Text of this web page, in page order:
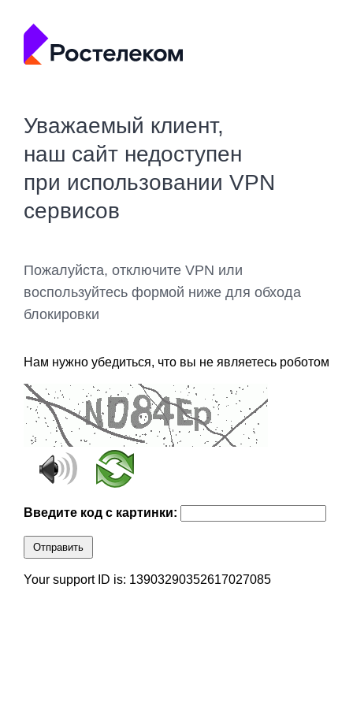
Уважаемый клиент,
наш сайт недоступен
при использовании VPN
сервисов
Пожалуйста, отключите VPN или
воспользуйтесь формой ниже для обхода
блокировки
Нам нужно убедиться, что вы не являетесь роботом
Введите код с картинки:
Отправить
Your support ID is: 13903290352617027085